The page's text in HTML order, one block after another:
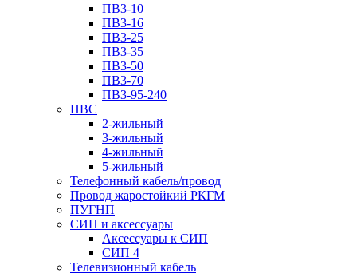
ПВ3-10
ПВ3-16
ПВ3-25
ПВ3-35
ПВ3-50
ПВ3-70
ПВ3-95-240
ПВС
2-жильный
3-жильный
4-жильный
5-жильный
Телефонный кабель/провод
Провод жаростойкий РКГМ
ПУГНП
СИП и аксессуары
Аксессуары к СИП
СИП 4
Телевизионный кабель